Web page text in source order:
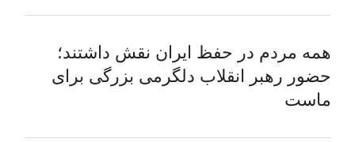
همه مردم در حفظ ایران نقش داشتند؛
حضور رهبر انقلاب دلگرمی بزرگی برای
ماست